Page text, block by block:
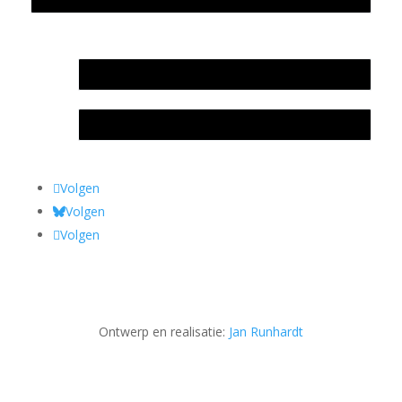
Volgen
Volgen
Volgen
Ontwerp en realisatie: Jan Runhardt